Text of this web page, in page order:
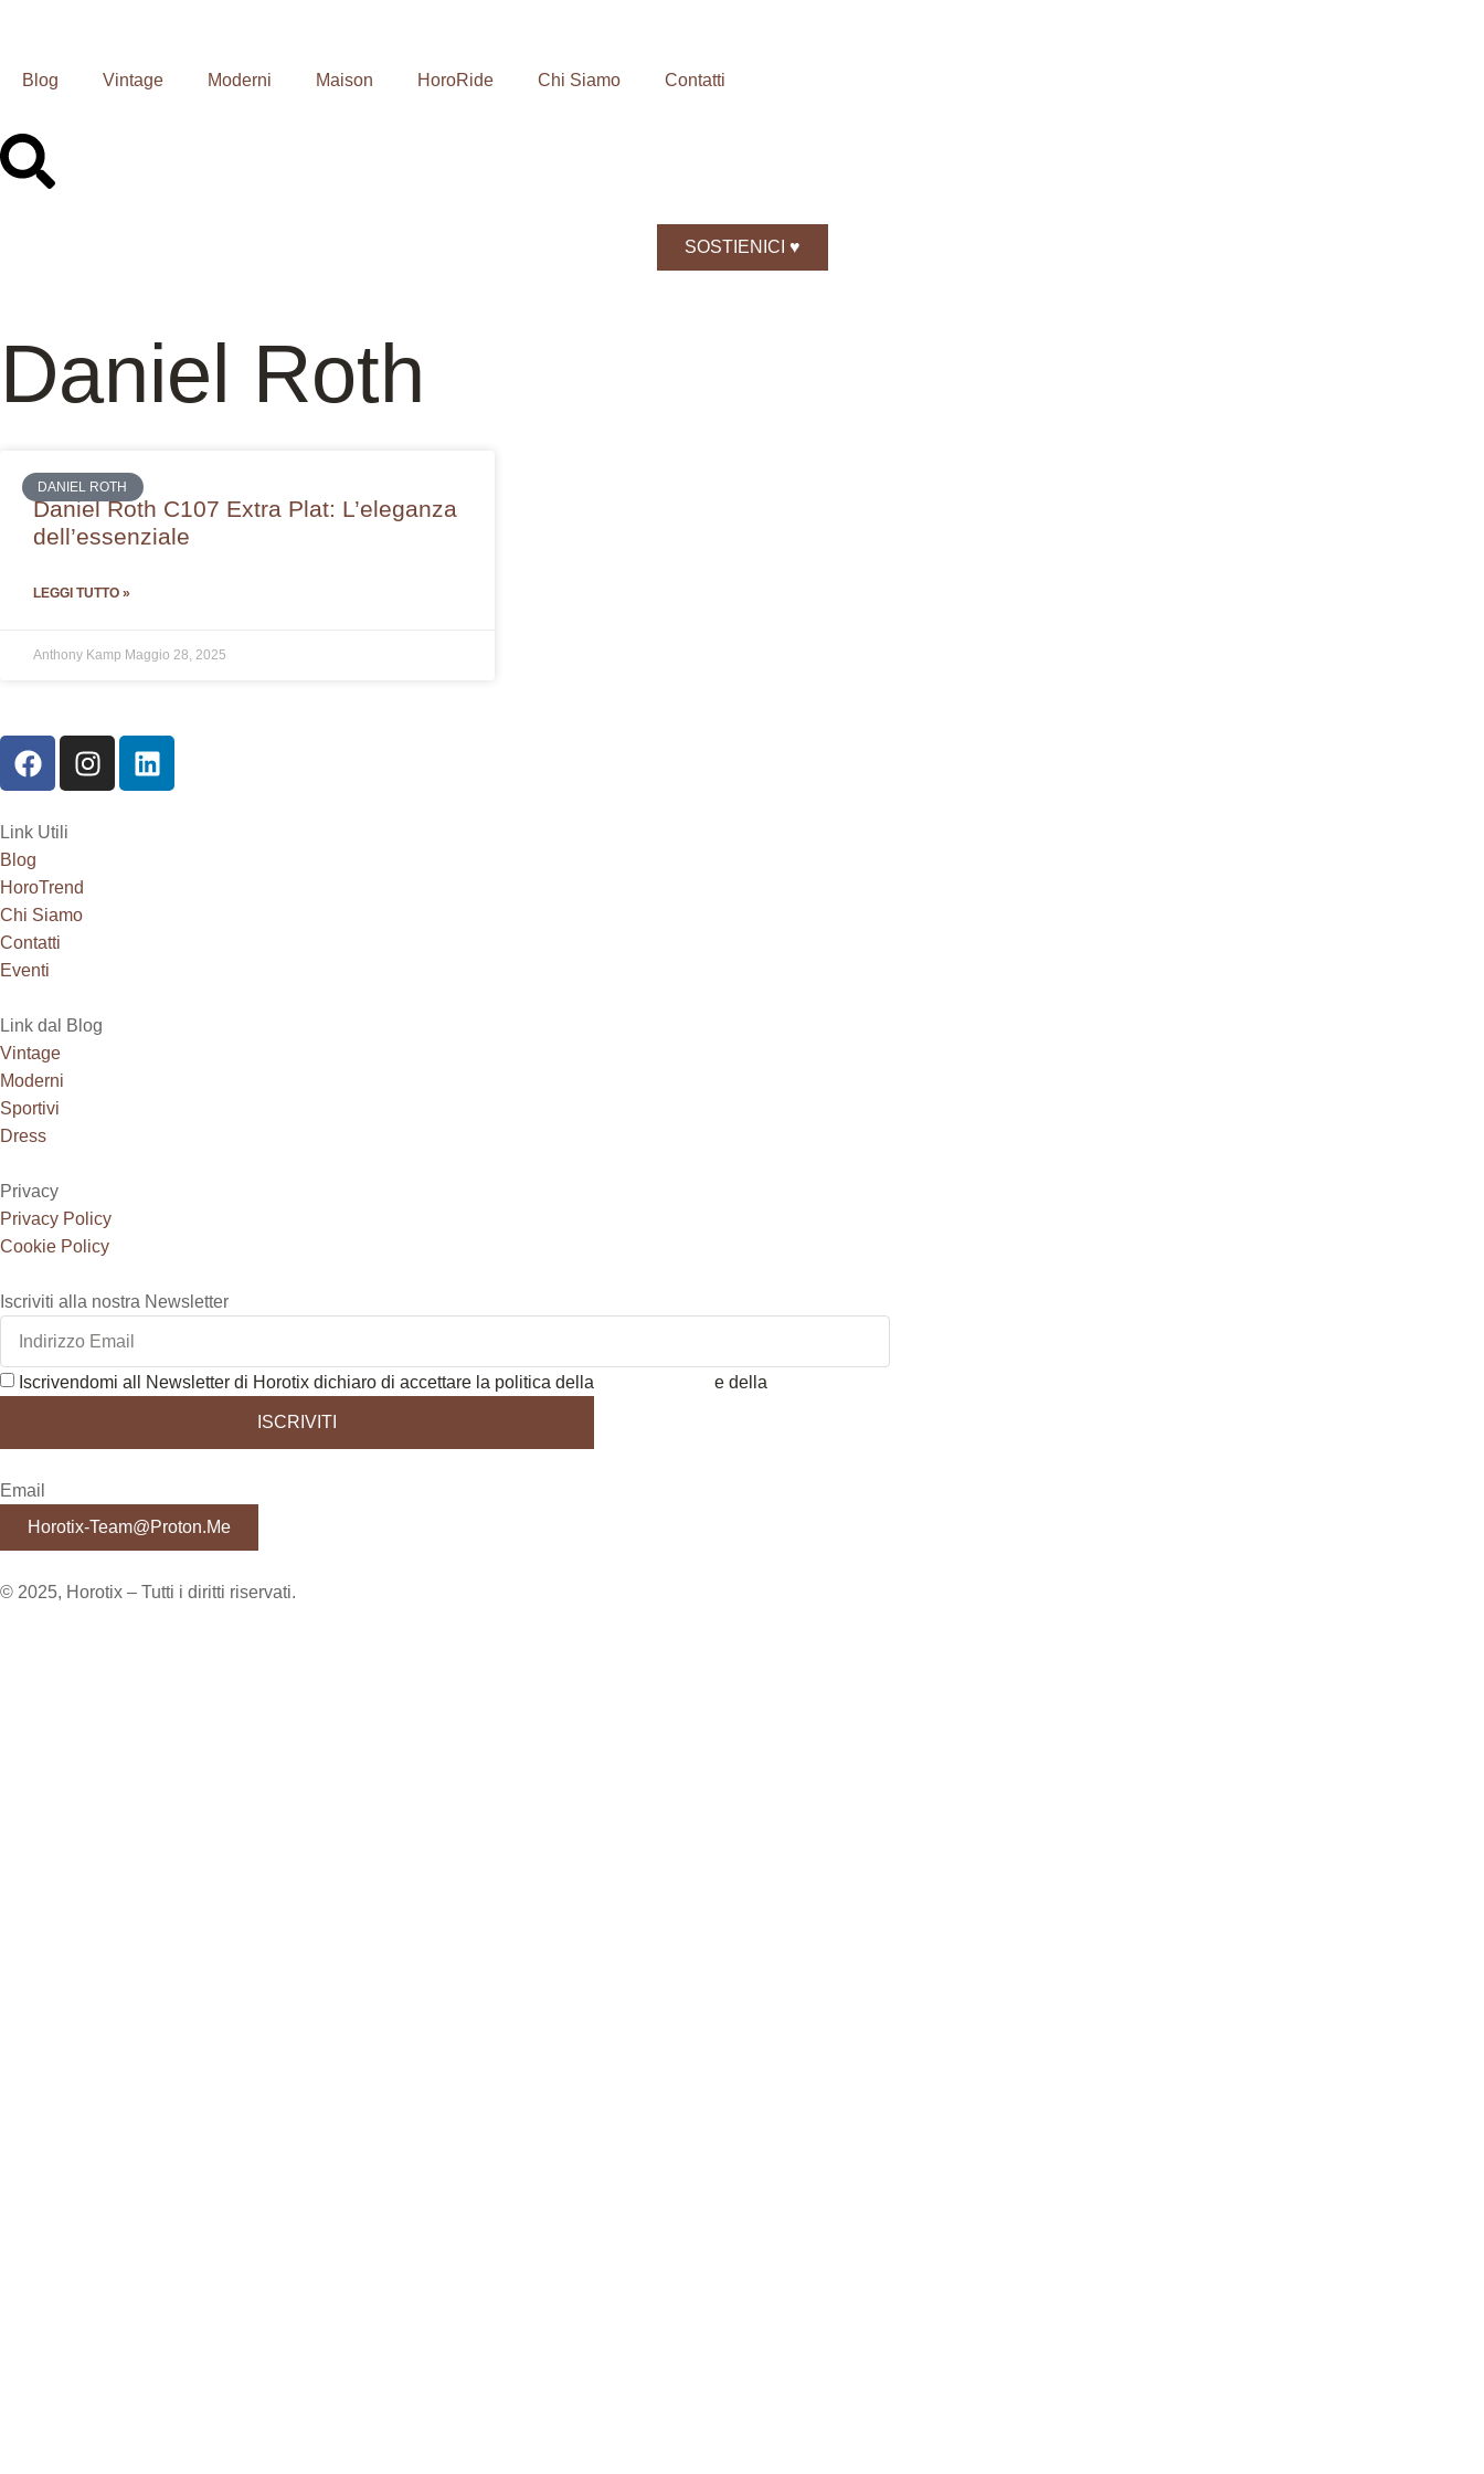
Blog Vintage Moderni Maison HoroRide Chi Siamo Contatti
SOSTIENICI ♥️
Daniel Roth
DANIEL ROTH
Daniel Roth C107 Extra Plat: L’eleganza
dell’essenziale
LEGGI TUTTO »
Anthony Kamp Maggio 28, 2025
Link Utili
Blog
HoroTrend
Chi Siamo
Contatti
Eventi
Link dal Blog
Vintage
Moderni
Sportivi
Dress
Privacy
Privacy Policy
Cookie Policy
Iscriviti alla nostra Newsletter
Iscrivendomi all Newsletter di Horotix dichiaro di accettare la politica della e della
ISCRIVITI
Email
Horotix-Team@proton.me
© 2025, Horotix – Tutti i diritti riservati.